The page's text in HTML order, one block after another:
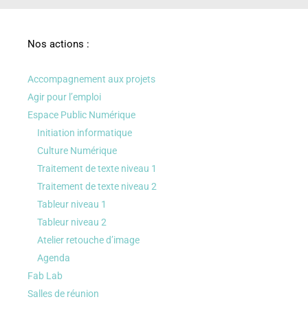
Nos actions :
Accompagnement aux projets
Agir pour l’emploi
Espace Public Numérique
Initiation informatique
Culture Numérique
Traitement de texte niveau 1
Traitement de texte niveau 2
Tableur niveau 1
Tableur niveau 2
Atelier retouche d’image
Agenda
Fab Lab
Salles de réunion